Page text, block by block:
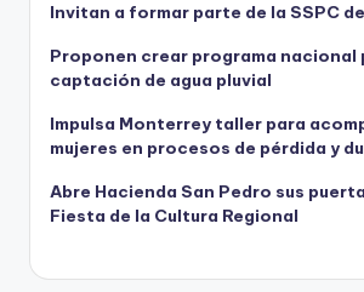
Invitan a formar parte de la SSPC
Proponen crear programa nacional
captación de agua pluvial
Impulsa Monterrey taller para
mujeres en procesos de pérdida y
Abre Hacienda San Pedro sus
Fiesta de la Cultura Regional